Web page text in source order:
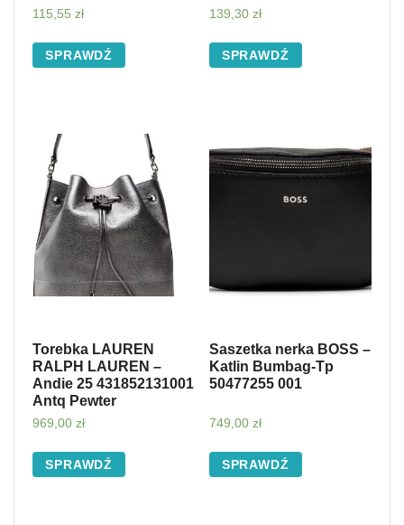
115,55 zł
SPRAWDŹ
139,30 zł
SPRAWDŹ
Torebka LAUREN
RALPH LAUREN –
Andie 25 431852131001
Antq Pewter
969,00 zł
SPRAWDŹ
Saszetka nerka BOSS –
Katlin Bumbag-Tp
50477255 001
749,00 zł
SPRAWDŹ